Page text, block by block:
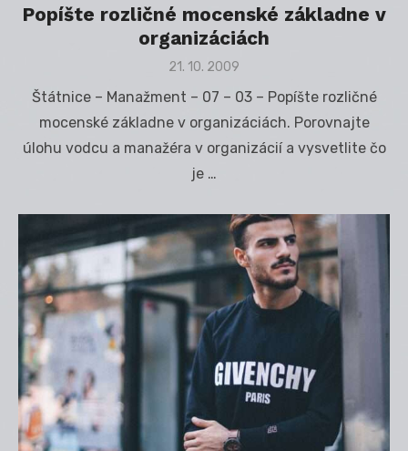
Popíšte rozličné mocenské základne v
organizáciách
Posted
21. 10. 2009
Štátnice – Manažment – 07 – 03 – Popíšte rozličné
mocenské základne v organizáciách. Porovnajte
úlohu vodcu a manažéra v organizácií a vysvetlite čo
je …